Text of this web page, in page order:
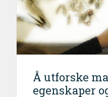
Å utforske
egenskaper